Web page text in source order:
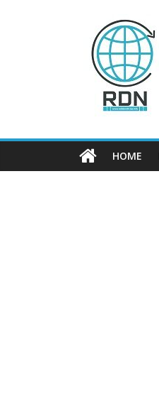
HOME